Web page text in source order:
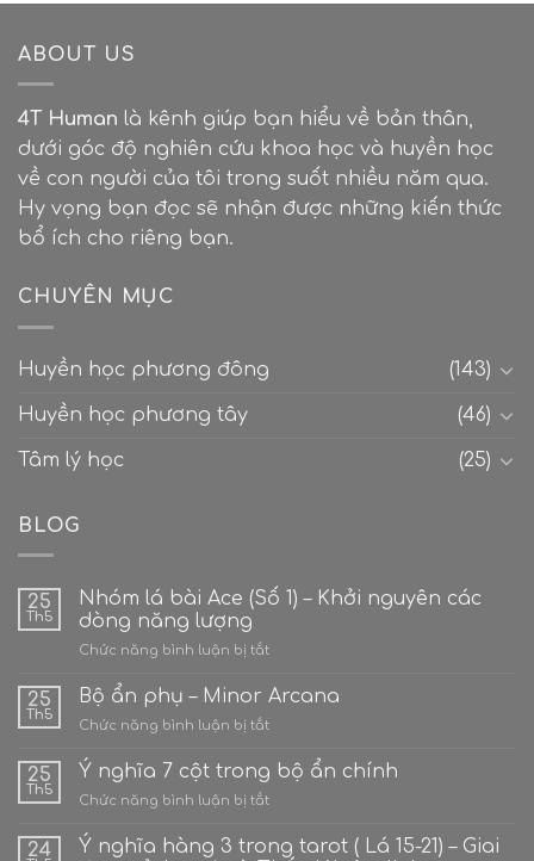
ABOUT US
4T Human là kênh giúp bạn hiểu về bản thân,
dưới góc độ nghiên cứu khoa học và huyền học
về con người của tôi trong suốt nhiều năm qua.
Hy vọng bạn đọc sẽ nhận được những kiến thức
bổ ích cho riêng bạn.
CHUYÊN MỤC
Huyền học phương đông (143)
Huyền học phương tây (46)
Tâm lý học (25)
BLOG
25
Th5
Nhóm lá bài Ace (Số 1) – Khởi nguyên các
dòng năng lượng
Chức năng bình luận bị tắtở
lá
Ace
1)
các
25
Th5
Bộ ẩn phụ – Minor Arcana
Chức năng bình luận bị tắtở
ẩn
phụ
–
Arcana
25
Th5
Ý nghĩa 7 cột trong bộ ẩn chính
Chức năng bình luận bị tắtở
nghĩa
24
Ý nghĩa hàng 3 trong tarot ( Lá 15-21) – Giai